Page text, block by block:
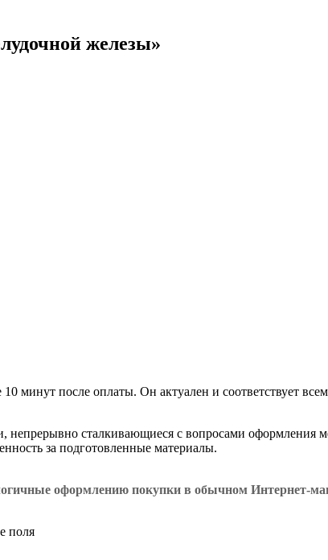
железы»
минут после оплаты. Он актуален и соответствует
непрерывно сталкивающиеся с вопросами
за подготовленные материалы.
оформлению покупки в обычном Интернет-
поля